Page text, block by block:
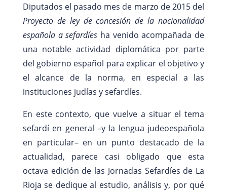
Diputados el pasado mes de marzo de 2015 del
Proyecto de ley de concesión de la nacionalidad
española a sefardíes ha venido acompañada de
una notable actividad diplomática por parte
del gobierno español para explicar el objetivo y
el alcance de la norma, en especial a las
instituciones judías y sefardíes.
En este contexto, que vuelve a situar el tema
sefardí en general –y la lengua judeoespañola
en particular– en un punto destacado de la
actualidad, parece casi obligado que esta
octava edición de las Jornadas Sefardíes de La
Rioja se dedique al estudio, análisis y, por qué